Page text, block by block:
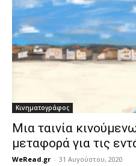
Κινηματογράφος
Μια ταινία
μεταφορά για τις
WeRead.gr - 31 Αυγούστου, 2020